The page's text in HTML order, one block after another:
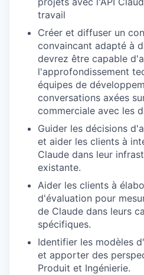
travail
Créer et diffuser un
convaincant adapté à
devrez être capable
l'approfondissement
équipes de
conversations axées
commerciale avec les
Guider les décisions
et aider les clients à
Claude dans leur
existante.
Aider les clients à
d'évaluation pour
de Claude dans leurs
spécifiques.
Identifier les modèles
et apporter des
Produit et Ingénierie.